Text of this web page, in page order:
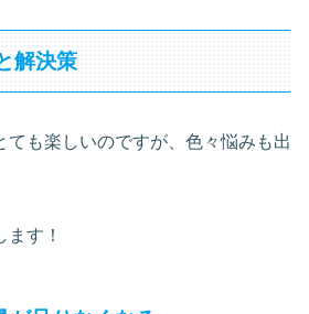
解決策
ても楽しいのですが、色々悩みも出
ます！